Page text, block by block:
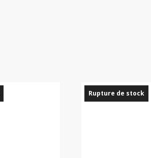
Rupture de stock